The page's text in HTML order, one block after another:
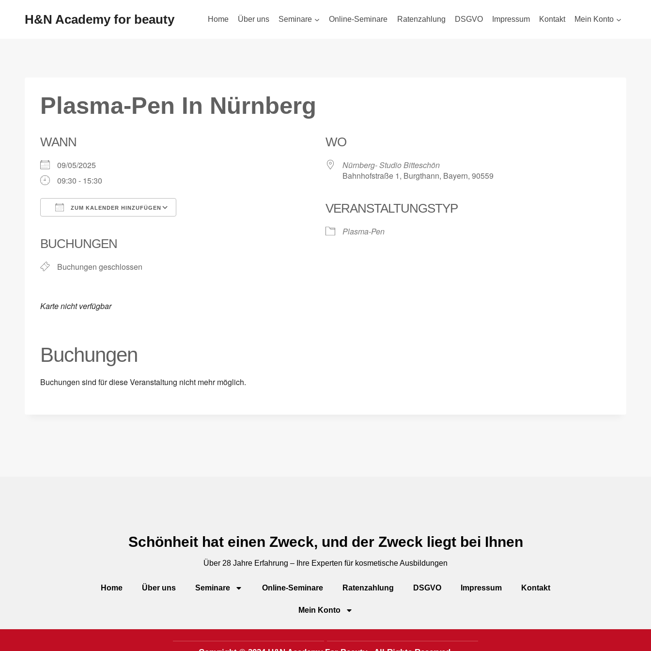
H&N Academy for beauty Home Über uns Seminare Online-Seminare Ratenzahlung DSGVO Impressum Kontakt Mein Konto
Plasma-Pen In Nürnberg
WANN
09/05/2025
09:30 - 15:30
ZUM KALENDER HINZUFÜGEN
BUCHUNGEN
Buchungen geschlossen
WO
Nürnberg- Studio Bitteschön
Bahnhofstraße 1, Burgthann, Bayern, 90559
VERANSTALTUNGSTYP
Plasma-Pen
Karte nicht verfügbar
Buchungen
Buchungen sind für diese Veranstaltung nicht mehr möglich.
Schönheit hat einen Zweck, und der Zweck liegt bei Ihnen
Über 28 Jahre Erfahrung – Ihre Experten für kosmetische Ausbildungen
Home Über uns Seminare Online-Seminare Ratenzahlung DSGVO Impressum Kontakt
Mein Konto